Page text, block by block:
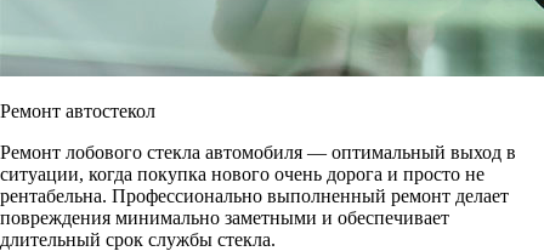
Ремонт автостекол
Ремонт лобового стекла автомобиля ― оптимальный выход в
ситуации, когда покупка нового очень дорога и просто не
рентабельна. Профессионально выполненный ремонт делает
повреждения минимально заметными и обеспечивает
длительный срок службы стекла.